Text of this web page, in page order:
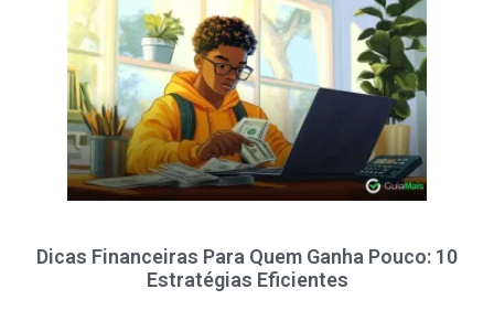
Dicas Financeiras Para Quem Ganha Pouco: 10
Estratégias Eficientes